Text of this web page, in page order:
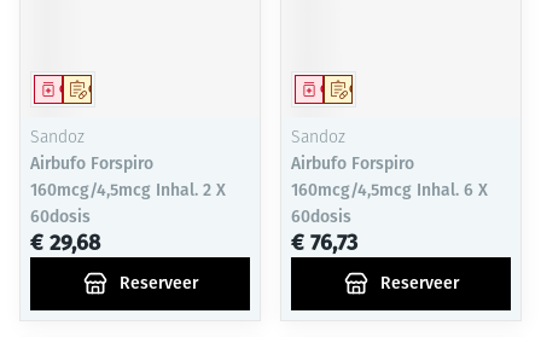
Op voorschrift
Geneesmiddel
Sandoz
Airbufo Forspiro
160mcg/4,5mcg Inhal. 2 X
60dosis
€ 29,68
Reserveer
Op voorschrift
Geneesmiddel
Sandoz
Airbufo Forspiro
160mcg/4,5mcg Inhal. 6 X
60dosis
€ 76,73
Reserveer